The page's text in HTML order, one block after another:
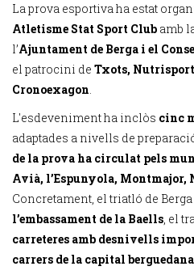
La prova esportiva ha estat
Atletisme Stat Sport Club amb
l’Ajuntament de Berga i el
el patrocini de Txots,
Cronoexagon.
L'esdeveniment ha inclòs cinc
adaptades a nivells de
de la prova ha circulat pels
Avià, l’Espunyola, Montmajor,
Concretament, el triatló de
l’embassament de la Baells, el
carreteres amb desnivells
carrers de la capital berguedana